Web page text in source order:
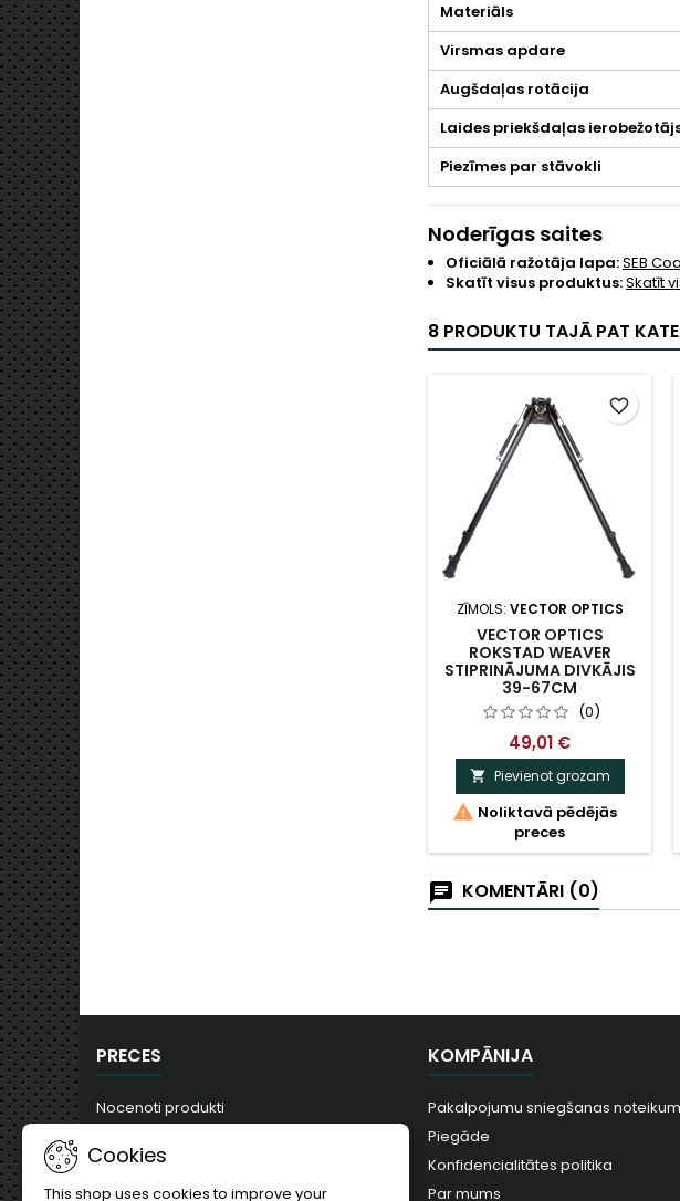
Materiāls
Virsmas apdare
Augšdaļas rotācija
Laides priekšdaļas
Piezīmes par stāvokli
Noderīgas saites
Oficiālā ražotāja lapa:SEB
Skatīt visus produktus:Skatīt
8 PRODUKTU TAJĀ PAT
ZĪMOLS: VECTOR OPTICS
VECTOR OPTICS
ROKSTAD WEAVER
STIPRINĀJUMA DIVKĀJIS
39-67CM
(0)
49,01 €
 Pievienot grozam
 Noliktavā pēdējās
preces
favorite_border
KOMENTĀRI (0)
PRECES
Nocenoti produkti
Visvairāk pirkts
KOMPĀNIJA
Pakalpojumu sniegšanas
Piegāde
Konfidencialitātes politika
Par mums
Cookies
This shop uses cookies to improve your